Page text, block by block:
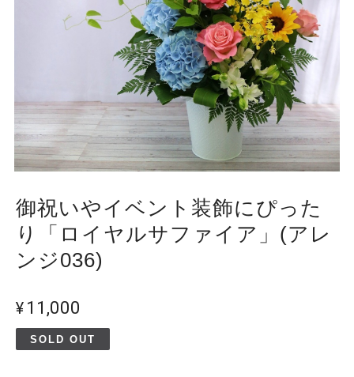
御祝いやイベント装飾にぴった
り「ロイヤルサファイア」(アレ
ンジ036)
¥11,000
SOLD OUT